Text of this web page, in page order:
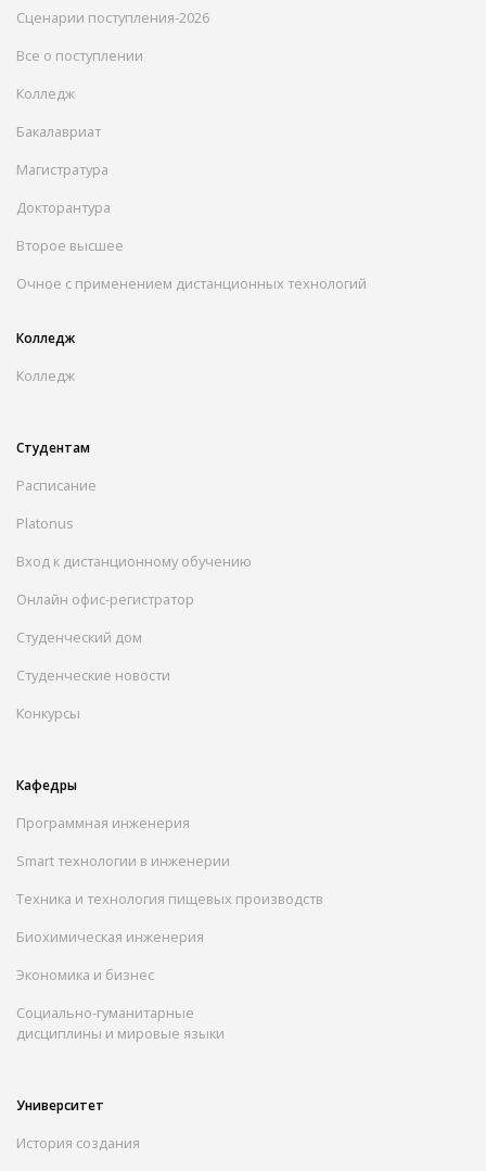
Сценарии поступления-2026
Все о поступлении
Колледж
Бакалавриат
Магистратура
Докторантура
Второе высшее
Очное с применением дистанционных технологий
Колледж
Колледж
Студентам
Расписание
Platonus
Вход к дистанционному обучению
Онлайн офис-регистратор
Студенческий дом
Студенческие новости
Конкурсы
Кафедры
Программная инженерия
Smart технологии в инженерии
Техника и технология пищевых производств
Биохимическая инженерия
Экономика и бизнес
Социально-гуманитарные
дисциплины и мировые языки
Университет
История создания